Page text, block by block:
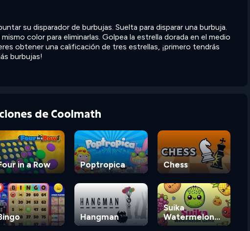
su disparador de burbujas. Suelta para disparar una burbuja.
color para eliminarlas. Golpea la estrella dorada en el medio
obtener una calificación de tres estrellas, ¡primero tendrás
burbujas!
de Coolmath
in a Row Poptropica Chess
Hangman
Suika
Watermelon
Game